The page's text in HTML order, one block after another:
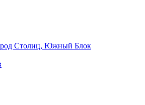
Столиц, Южный Блок